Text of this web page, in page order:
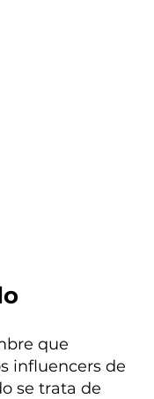
que
influencers de
se trata de